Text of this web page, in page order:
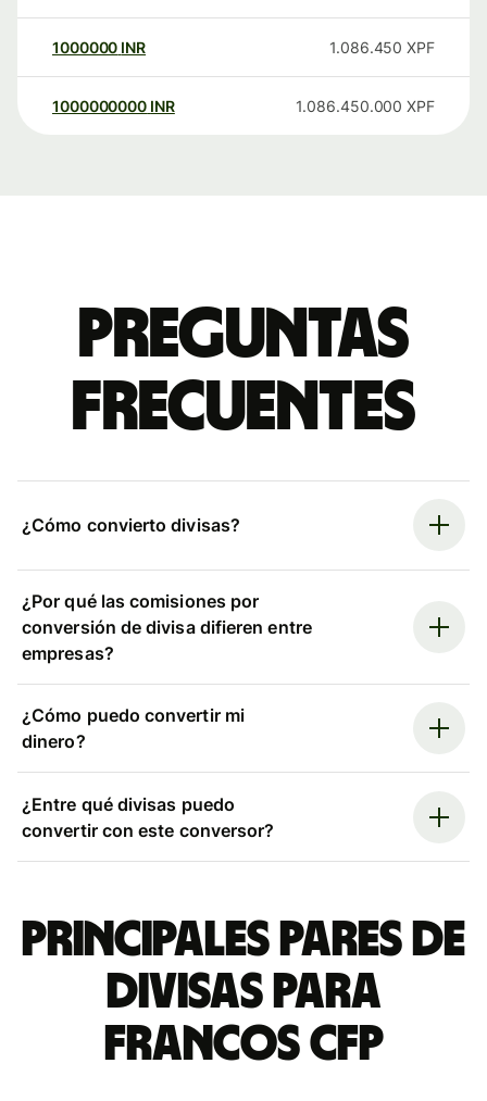
1000000 INR 1.086.450 XPF
1000000000 INR 1.086.450.000 XPF
Preguntas
frecuentes
¿Cómo convierto divisas?
¿Por qué las comisiones por
conversión de divisa difieren entre
empresas?
¿Cómo puedo convertir mi
dinero?
¿Entre qué divisas puedo
convertir con este conversor?
Principales pares de
divisas para
francos CFP